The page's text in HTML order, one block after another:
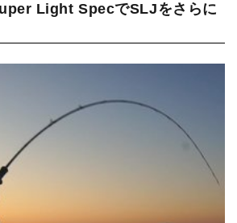
Light SpecでSLJをさらに